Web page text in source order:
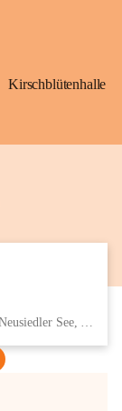
Kirschblütenhalle
Eisenstädter Straße 18, 7091 Breitenbrunn am Neusiedler See, AUT